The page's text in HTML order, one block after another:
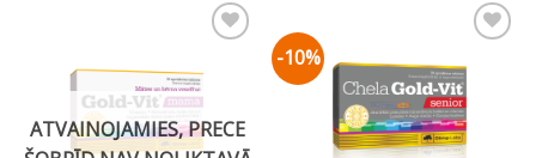
sarakstam
ATVAINOJAMIES, PRECE
-10%
sarakstam